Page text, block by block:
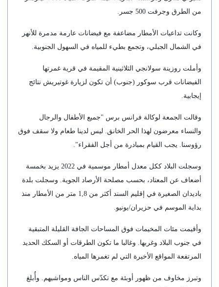
من الطرق وجرفت 500 جسر.
وكانت تداعيات الأمطار مضاعفة مع فيضانات عارمة مدمرة للأنهر
في الشمال الجبلي، وتجمع بطيء للمياه في السهول الجنوبية.
وأملت روزينة سولانجي الثلاثينية المقيمة في قرية غمرتها
الفيضانات قرب سوكور (جنوب) أن تكون لزيارة غوتيريش نتائج
إيجابية.
وقالت الجمعة لوكالة فرانس برس "جميع الأطفال والرجال
والنساء معرضون لهذا الحر الخانق. ليس لدينا طعام ولا سقف فوق
رؤوسنا. يجب القيام بمبادرة من أجل الفقراء".
وسجلت البلاد ككل معدل أمطار موسمية في 2022 يزيد بخمسة
أضعاف عن المعتاد، بحسب مصلحة الأرصاد الجوية. وسجلت بلدة
باديدان الصغيرة في إقليم السند أكثر من 1,8 متر من الأمطار منذ
بداية الموسم في حزيران/يونيو.
وأقيمت مئات المخيمات فوق المساحات الجافة القليلة المتبقية
في جنوب البلاد وغربها. وغالبا ما تكون الطرقات أو السكك الحديد
المرتفعة المواقع الأخيرة التي لم تغمرها المياه.
وتبرز مخاوف من ظهور أوبئة مع تكدّس الناس ومواشيهم. وأُبلغ